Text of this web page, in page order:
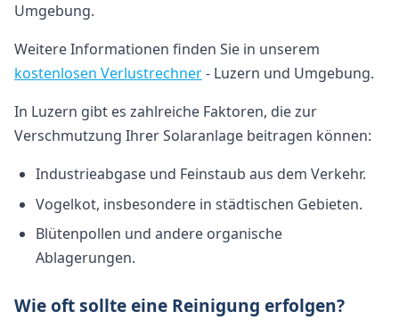
Umgebung.
Weitere Informationen finden Sie in unserem
kostenlosen Verlustrechner- Luzern und Umgebung.
In Luzern gibt es zahlreiche Faktoren, die zur
Verschmutzung Ihrer Solaranlage beitragen können:
Industrieabgase und Feinstaub aus dem Verkehr.
Vogelkot, insbesondere in städtischen Gebieten.
Blütenpollen und andere organische
Ablagerungen.
Wie oft sollte eine Reinigung erfolgen?